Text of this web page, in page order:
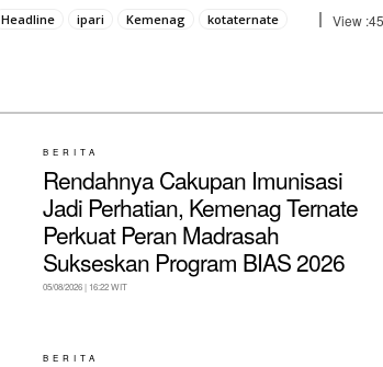
Headline ipari Kemenag kotaternate View :
BERITA
Rendahnya Cakupan Imunisasi
Jadi Perhatian, Kemenag Ternate
Perkuat Peran Madrasah
Sukseskan Program BIAS 2026
05/08/2026 | 16:22 WIT
BERITA